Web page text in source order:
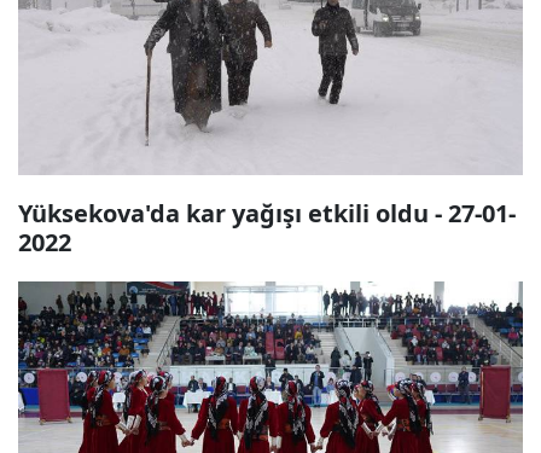
Yüksekova'da kar yağışı etkili oldu - 27-01-
2022